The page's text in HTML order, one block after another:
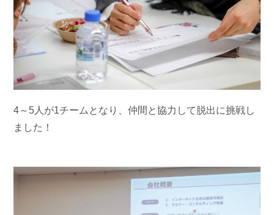
4～5人が1チームとなり、仲間と協力して脱出に挑戦し
ました！